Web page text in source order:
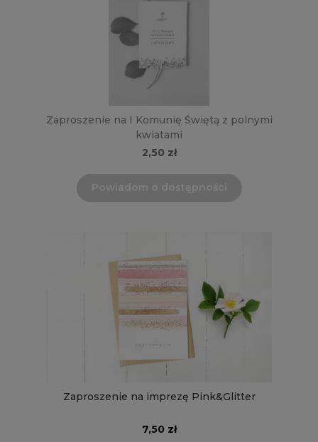
Zaproszenie na I Komunię Świętą z polnymi
kwiatami
2,50 zł
Powiadom o dostępności
Zaproszenie na imprezę Pink&Glitter
7,50 zł